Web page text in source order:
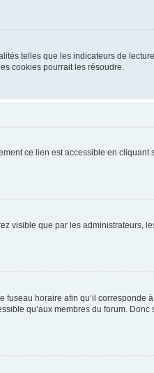
telles que les indicateurs de
cookies pourrait les résoudre.
ce lien est accessible en cliquant
visible que par les administrateurs,
fuseau horaire afin qu’il corresponde
qu’aux membres du forum. Donc